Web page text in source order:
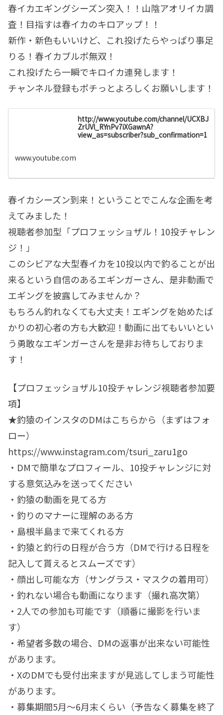
春イカエギングシーズン突入！！山陰アオリイカ調
査！目指すは春イカのキロアップ！！
新作・新色もいいけど、これ投げたらやっぱり事足
りる！春イカブルポ無双！
これ投げたら一瞬でキロイカ連発します！
チャンネル登録もポチっとよろしくお願いします！
http://www.youtube.com/channel/UCXBJ
ZrUVl_RYnPv7iXGawnA?
view_as=subscriber?sub_confirmation=1
www.youtube.com
春イカシーズン到来！ということでこんな企画を考
えてみました！
視聴者参加型「プロフェッショザル！10投チャレン
ジ！」
このシビアな大型春イカを10投以内で釣ることが出
来るという自信のあるエギンガーさん、是非動画で
エギングを披露してみませんか？
もちろん釣れなくても大丈夫！エギングを始めたば
かりの初心者の方も大歓迎！動画に出てもいいとい
う勇敢なエギンガーさんを是非お待ちしておりま
す！
【プロフェッショザル10投チャレンジ視聴者参加要
項】
★釣猿のインスタのDMはこちらから（まずはフォ
ロー）
https://www.instagram.com/tsuri_zaru1go
・DMで簡単なプロフィール、10投チャレンジに対
する意気込みを送ってください
・釣猿の動画を見てる方
・釣りのマナーに理解のある方
・島根半島まで来てくれる方
・釣猿と釣行の日程が合う方（DMで行ける日程を
記入して貰えるとスムーズです）
・顔出し可能な方（サングラス・マスクの着用可）
・釣れない場合も動画になります（撮れ高次第）
・2人での参加も可能です（順番に撮影を行いま
す）
・希望者多数の場合、DMの返事が出来ない可能性
があります。
・XのDMでも受付出来ますが見逃してしまう可能性
があります。
・募集期間5月〜6月末くらい（予告なく募集を終了